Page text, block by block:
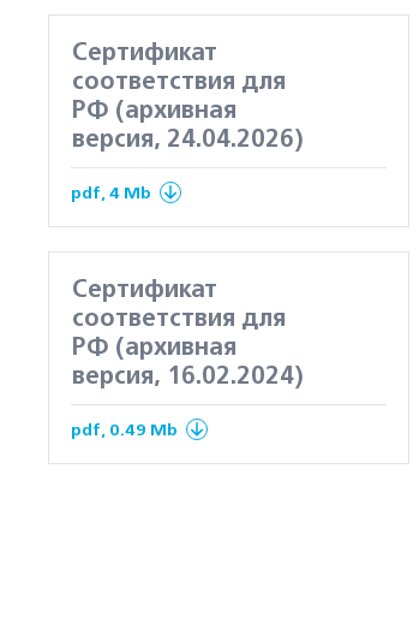
Сертификат
соответствия для
РФ (архивная
версия, 24.04.2026)
pdf, 4 Mb
Сертификат
соответствия для
РФ (архивная
версия, 16.02.2024)
pdf, 0.49 Mb